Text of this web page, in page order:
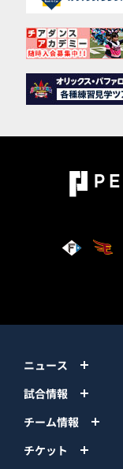
ニュース
試合情報
チーム情報
チケット